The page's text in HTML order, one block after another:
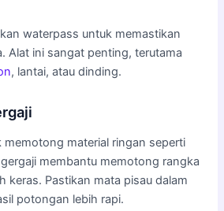
waterpass untuk memastikan
Alat ini sangat penting, terutama
, lantai, atau dinding.
memotong material ringan seperti
membantu memotong rangka
keras. Pastikan mata pisau dalam
potongan lebih rapi.